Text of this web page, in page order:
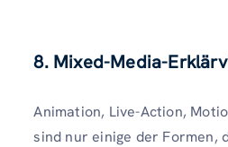
8. Mixed-Media-
Animation, Live-Action,
sind nur einige der Formen,